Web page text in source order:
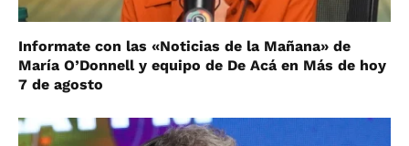
Informate con las «Noticias de la Mañana» de
María O’Donnell y equipo de De Acá en Más de hoy
7 de agosto